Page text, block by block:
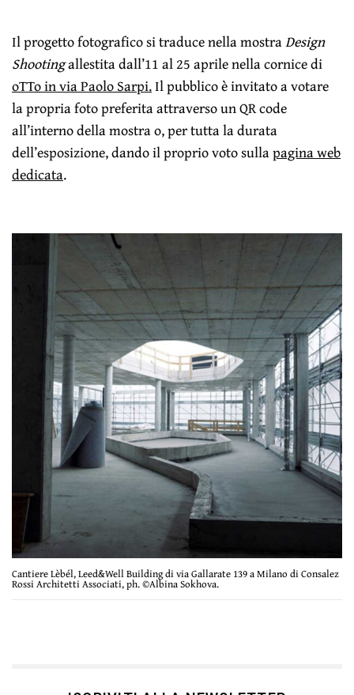
Il progetto fotografico si traduce nella mostraDesign
Shootingallestita dall’11 al 25 aprile nella cornice di
oTTo in via Paolo Sarpi.Il pubblico è invitato a votare
la propria foto preferita attraverso un QR code
all’interno della mostra o, per tutta la durata
dell’esposizione, dando il proprio voto sullapagina web
dedicata.
Cantiere Lèbél, Leed&Well Building di via Gallarate 139 a Milano di Consalez
Rossi Architetti Associati, ph. ©Albina Sokhova.